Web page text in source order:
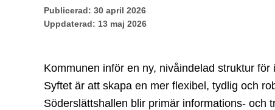
Publicerad: 30 april 2026
Uppdaterad: 13 maj 2026
Kommunen inför en ny, nivåindelad struktur
Syftet är att skapa en mer flexibel, tydlig och
Söderslättshallen blir primär informations- och